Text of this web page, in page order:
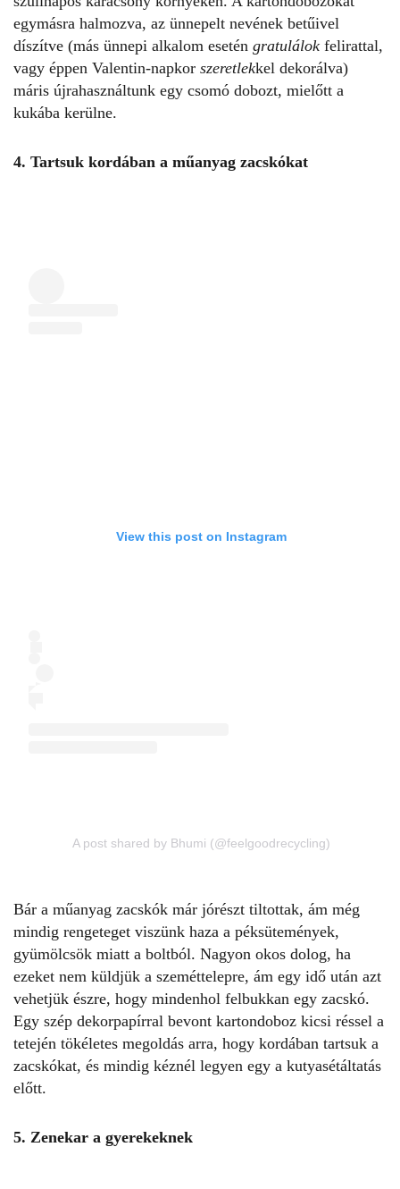
egymásra halmozva, az ünnepelt nevének betűivel
díszítve (más ünnepi alkalom esetén gratulálok felirattal,
vagy éppen Valentin-napkor szeretlekkel dekorálva)
máris újrahasználtunk egy csomó dobozt, mielőtt a
kukába kerülne.
4. Tartsuk kordában a műanyag zacskókat
View this post on Instagram
A post shared by Bhumi (@feelgoodrecycling)
Bár a műanyag zacskók már jórészt tiltottak, ám még
mindig rengeteget viszünk haza a péksütemények,
gyümölcsök miatt a boltból. Nagyon okos dolog, ha
ezeket nem küldjük a szeméttelepre, ám egy idő után azt
vehetjük észre, hogy mindenhol felbukkan egy zacskó.
Egy szép dekorpapírral bevont kartondoboz kicsi réssel a
tetején tökéletes megoldás arra, hogy kordában tartsuk a
zacskókat, és mindig kéznél legyen egy a kutyasétáltatás
előtt.
5. Zenekar a gyerekeknek